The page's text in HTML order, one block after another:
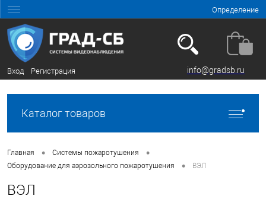
Определение
Вход Регистрация info@gradsb.ru
Каталог товаров
Главная • Системы пожаротушения •
Оборудование для аэрозольного пожаротушения • ВЭЛ
ВЭЛ